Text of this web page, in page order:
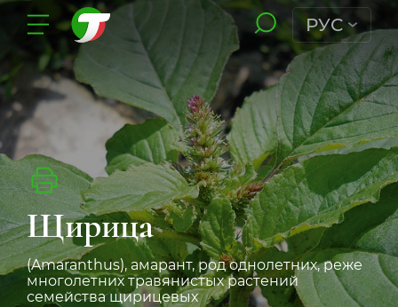
РУС
Щирица
(Amaranthus), амарант, род однолетних, реже
многолетних травянистых растений
семейства щирицевых